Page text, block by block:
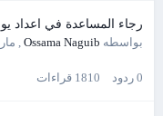
رجاء المساعدة في اعداد
بواسطه Ossama Naguib
, مارس
0 ردود 1810 قراءات